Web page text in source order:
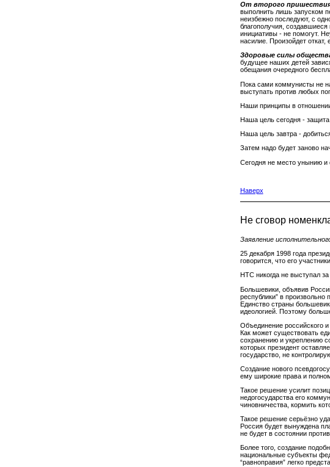
От второго
выполнить лишь запуском
неизбежно последуют, с
благополучия,
инициативы - не помогут.
насилие. Произойдет откат,
Здоровые силы
будущее наших детей
обещания очередного
Пока сами коммунисты не
выступать против любых
Наши принципы в отношении
Наша цель сегодня -
Наша цель завтра -
Затем надо будет заново
Сегодня не место унынию
Наверх
Не сговор
Заявление
25 декабря 1998 года
говорится, что его
НТС никогда не выступал
Большевики, объявив
республики” в
Единство страны
идеологией. Поэтому
Объединение российского
Как может существовать
сохранению и укреплению
которых президент
государство, не
Создание нового
ему широкие права и
Такое решение усилит
недогосударства его
чиновничества, кормить
Такое решение серьёзно
Россия будет вынуждена
не будет в состоянии
Более того, создание
национальные субъекты
“равноправия” легко